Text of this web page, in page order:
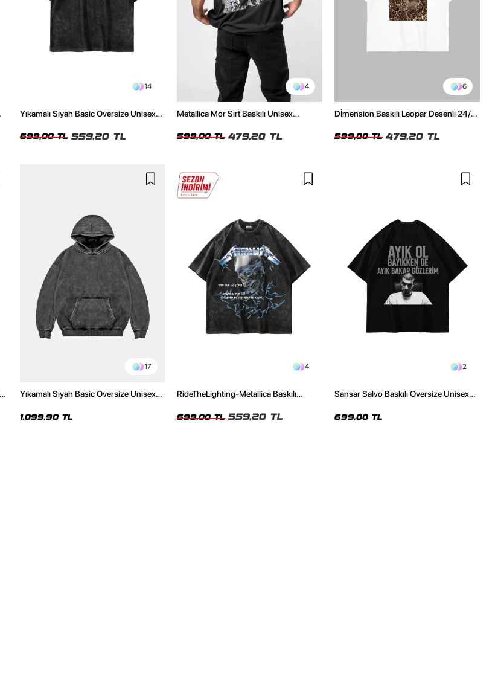
14
Yıkamalı Siyah Basic Oversize Unisex
699,00 TL 559,20 TL
4
Metallica Mor Sırt Baskılı Unisex
599,00 TL 479,20 TL
6
Dİmension Baskılı Leopar Desenli 24/1
599,00 TL 479,20 TL
17
Yıkamalı Siyah Basic Oversize Unisex
1.099,90 TL
4
RideTheLighting-Metallica Baskılı
699,00 TL 559,20 TL
2
Sansar Salvo Baskılı Oversize Unisex
699,00 TL